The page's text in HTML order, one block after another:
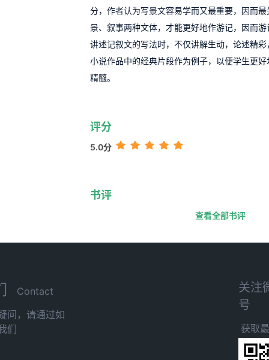
分，作者认为写景文容易学而又最重要，因而
景、叙事两种文体，才能更好地作游记，因而
讲述记叙文的写法时，不仅讲解生动，论述精
小说作品中的经典片段作为例子，以便学生更
精髓。
评分
5.0分
书评
查看全部书评
Contact
问，请通过如
们
关注
号
获取